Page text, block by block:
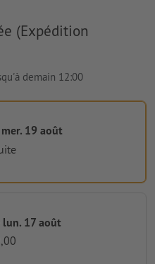
(Expédition
demain 12:00
19 août
lun. 17 août